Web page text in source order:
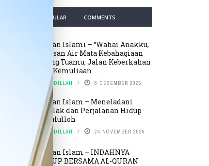
POPULAR COMMENTS
Kajian Islami – “Wahai Anakku,
Tetesan Air Mata Kebahagiaan
Orang Tuamu, Jalan Keberkahan
dan Kemuliaan ...
ABDILLAH 8 DESEMBER 2025
Kajian Islam – Meneladani
Akhlak dan Perjalanan Hidup
Rosululloh
BY ABDILLAH 24 NOVEMBER 2025
Kajian Islam – INDAHNYA
HIDUP BERSAMA AL-QURAN